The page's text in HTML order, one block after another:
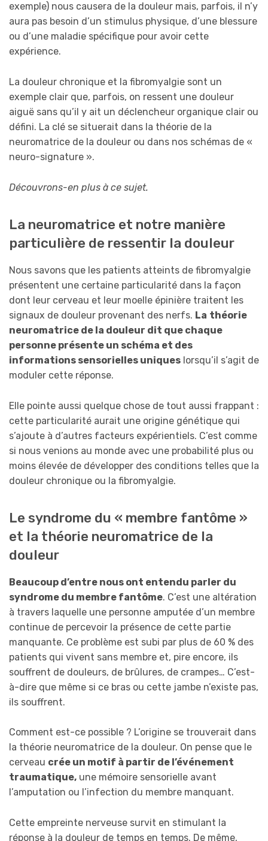
exemple) nous causera de la douleur mais, parfois, il n’y
aura pas besoin d’un stimulus physique, d’une blessure
ou d’une maladie spécifique pour avoir cette
expérience.
La douleur chronique et la fibromyalgie sont un
exemple clair que, parfois, on ressent une douleur
aiguë sans qu’il y ait un déclencheur organique clair ou
défini. La clé se situerait dans la théorie de la
neuromatrice de la douleur ou dans nos schémas de «
neuro-signature ».
Découvrons-en plus à ce sujet.
La neuromatrice et notre manière
particulière de ressentir la douleur
Nous savons que les patients atteints de fibromyalgie
présentent une certaine particularité dans la façon
dont leur cerveau et leur moelle épinière traitent les
signaux de douleur provenant des nerfs. La théorie
neuromatrice de la douleur dit que chaque
personne présente un schéma et des
informations sensorielles uniques lorsqu’il s’agit de
moduler cette réponse.
Elle pointe aussi quelque chose de tout aussi frappant :
cette particularité aurait une origine génétique qui
s’ajoute à d’autres facteurs expérientiels. C’est comme
si nous venions au monde avec une probabilité plus ou
moins élevée de développer des conditions telles que la
douleur chronique ou la fibromyalgie.
Le syndrome du « membre fantôme »
et la théorie neuromatrice de la
douleur
Beaucoup d’entre nous ont entendu parler du
syndrome du membre fantôme. C’est une altération
à travers laquelle une personne amputée d’un membre
continue de percevoir la présence de cette partie
manquante. Ce problème est subi par plus de 60 % des
patients qui vivent sans membre et, pire encore, ils
souffrent de douleurs, de brûlures, de crampes… C’est-
à-dire que même si ce bras ou cette jambe n’existe pas,
ils souffrent.
Comment est-ce possible ? L’origine se trouverait dans
la théorie neuromatrice de la douleur. On pense que le
cerveau crée un motif à partir de l’événement
traumatique, une mémoire sensorielle avant
l’amputation ou l’infection du membre manquant.
Cette empreinte nerveuse survit en stimulant la
réponse à la douleur de temps en temps. De même,